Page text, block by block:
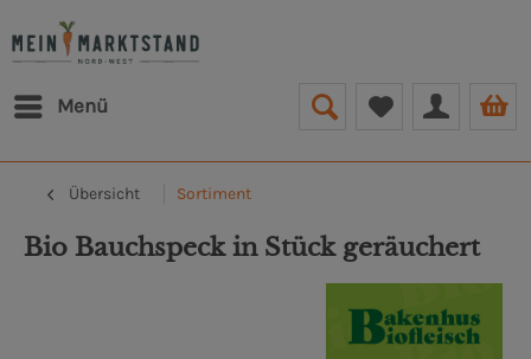
Menü
Übersicht Sortiment
Bio Bauchspeck in Stück geräuchert